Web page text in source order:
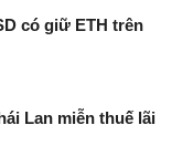
có giữ ETH trên
Lan miễn thuế lãi